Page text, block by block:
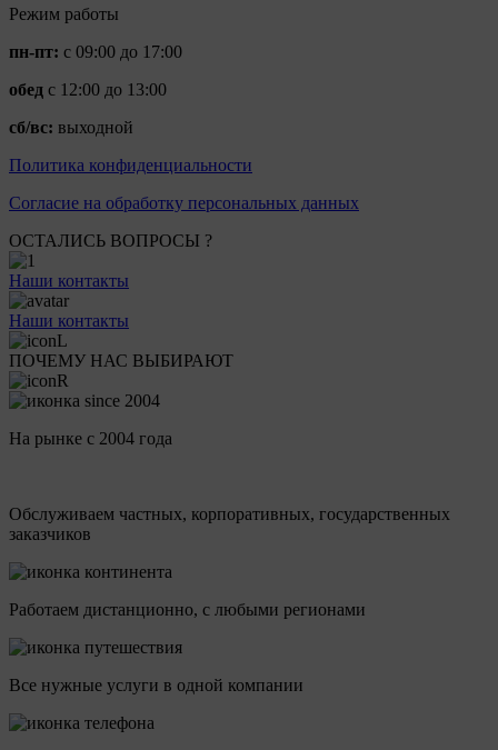
Режим работы
пн-пт: с 09:00 до 17:00
обед с 12:00 до 13:00
сб/вс: выходной
Политика конфиденциальности
Согласие на обработку персональных данных
ОСТАЛИСЬ ВОПРОСЫ ?
Наши контакты
Наши контакты
ПОЧЕМУ НАС ВЫБИРАЮТ
На рынке с 2004 года
Обслуживаем частных, корпоративных, государственных
заказчиков
Работаем дистанционно, с любыми регионами
Все нужные услуги в одной компании